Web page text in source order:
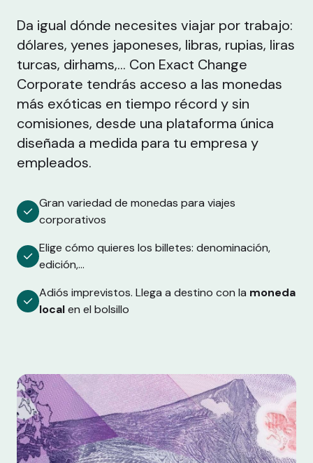
Da igual dónde necesites viajar por trabajo:
dólares, yenes japoneses, libras, rupias, liras
turcas, dirhams,... Con Exact Change
Corporate tendrás acceso a las monedas
más exóticas en tiempo récord y sin
comisiones, desde una plataforma única
diseñada a medida para tu empresa y
empleados.
Gran variedad de monedas para viajes
corporativos
Elige cómo quieres los billetes: denominación,
edición,...
Adiós imprevistos. Llega a destino con la moneda
localen el bolsillo